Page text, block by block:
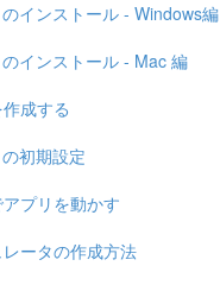
インストール - Windows編
インストール - Mac 編
成する
初期設定
プリを動かす
レータの作成方法